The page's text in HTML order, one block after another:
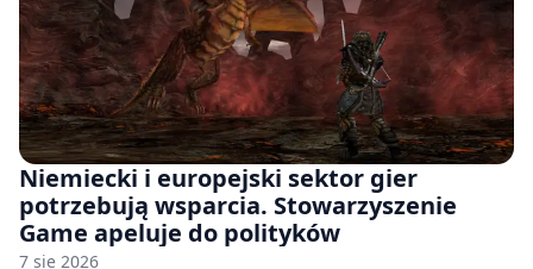
Niemiecki i europejski sektor gier
potrzebują wsparcia. Stowarzyszenie
Game apeluje do polityków
7 sie 2026